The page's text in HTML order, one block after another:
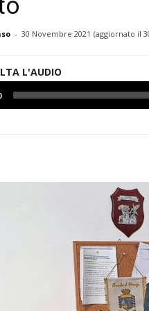
- 30 Novembre 2021 (aggiornato il
L'AUDIO